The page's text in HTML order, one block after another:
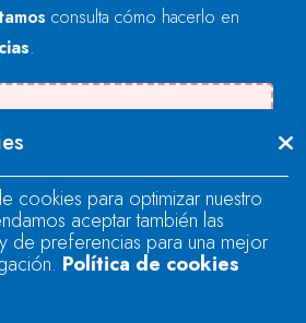
consulta cómo hacerlo en
.
error al cargar el campo
cookies para optimizar nuestro
aceptar también las
de preferencias para una mejor
Política de cookies